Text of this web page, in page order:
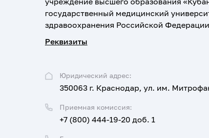
государственный медицинский
здравоохранения Российской Федерации
Реквизиты
Юридический адрес:
350063 г. Краснодар, ул. им.
Приемная комиссия:
+7 (800) 444-19-20 доб. 1